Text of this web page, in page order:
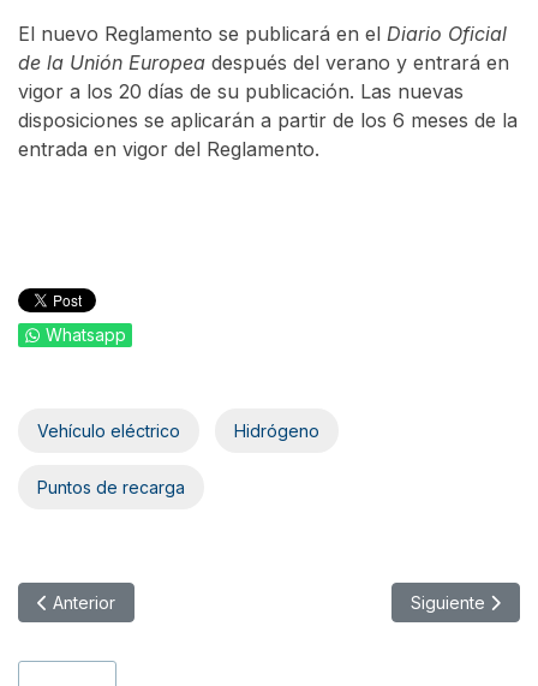
El nuevo Reglamento se publicará en el Diario Oficial
de la Unión Europea después del verano y entrará en
vigor a los 20 días de su publicación. Las nuevas
disposiciones se aplicarán a partir de los 6 meses de la
entrada en vigor del Reglamento.
Whatsapp
Vehículo eléctrico Hidrógeno
Puntos de recarga
Artículo anterior: Las distracciones al volante disparan la
Anterior Artículo
Siguiente